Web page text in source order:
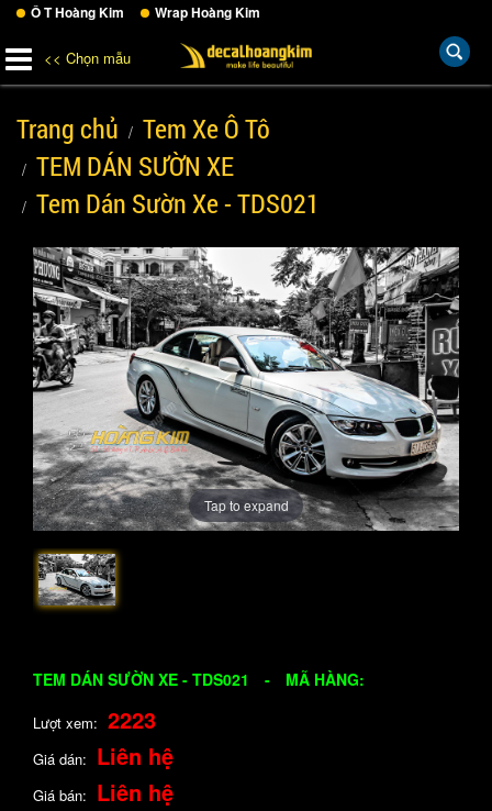
Ô T Hoàng Kim Wrap Hoàng Kim
<< Chọn mẫu
Trang chủ
Tem Xe Ô Tô
TEM DÁN SƯỜN XE
Tem Dán Sườn Xe - TDS021
Tap to expand
TEM DÁN SƯỜN XE - TDS021 - MÃ HÀNG:
Lượt xem: 2223
Giá dán: Liên hệ
Giá bán: Liên hệ